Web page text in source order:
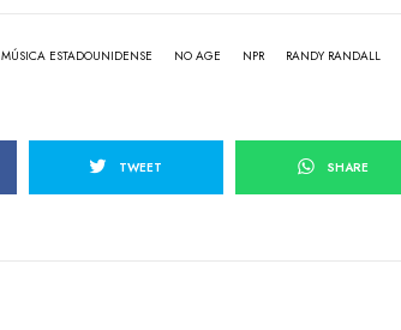
MÚSICA ESTADOUNIDENSE NO AGE NPR RANDY RANDALL
TWEET SHARE